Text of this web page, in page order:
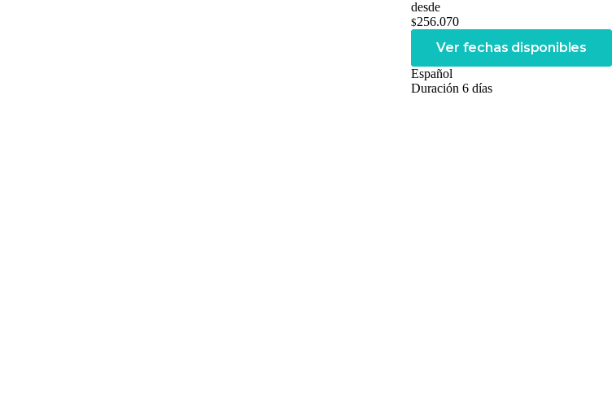
desde
$256.070
Ver fechas disponibles
Español
Duración 6 días